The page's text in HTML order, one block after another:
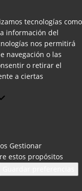
tecnologías como
información del
nos permitirá
navegación o las
o retirar el
a ciertas
Gestionar
estos propósitos